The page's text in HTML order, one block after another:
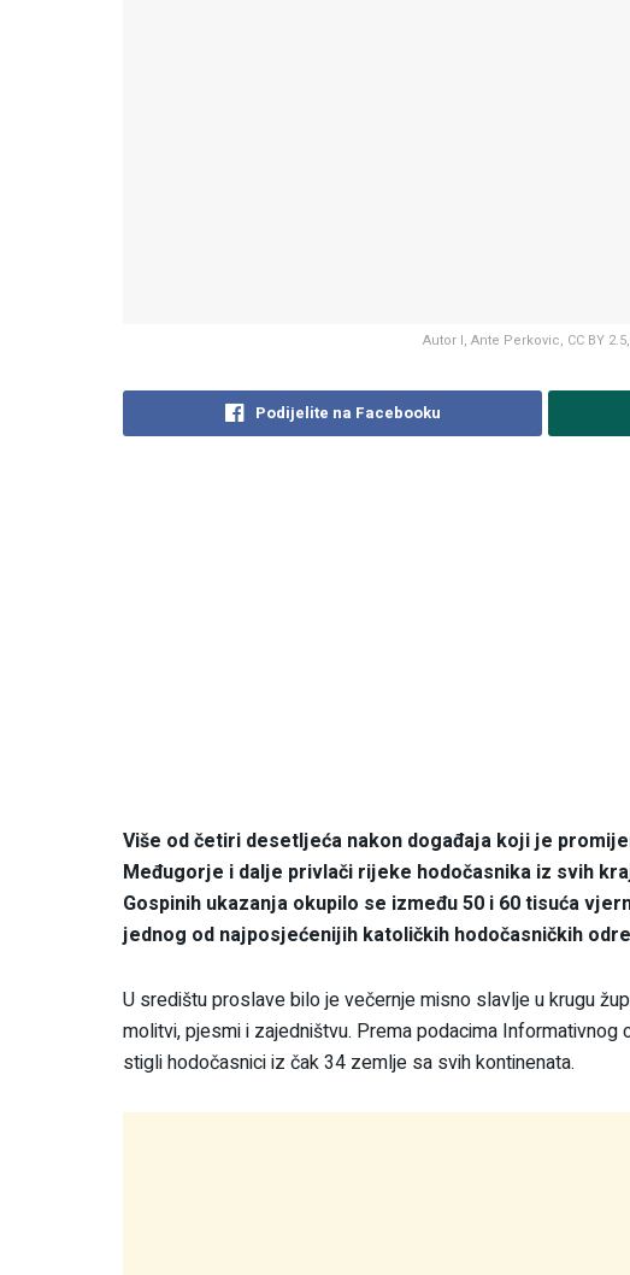
Autor I, Ante Perkovic, CC BY
Podijelite na Facebooku
Više od četiri desetljeća nakon događaja koji je
Međugorje i dalje privlači rijeke hodočasnika iz svih
Gospinih ukazanja okupilo se između 50 i 60 tisuća
jednog od najposjećenijih katoličkih hodočasničkih
U središtu proslave bilo je večernje misno slavlje u krugu
molitvi, pjesmi i zajedništvu. Prema podacima
stigli hodočasnici iz čak 34 zemlje sa svih kontinenata.